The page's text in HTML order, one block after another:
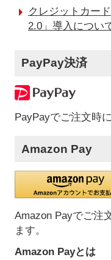
クレジットカー
2.0」導入につい
PayPay決済
PayPayでご注文時
Amazon Pay
Amazon Payでご注
ます。
Amazon Payとは